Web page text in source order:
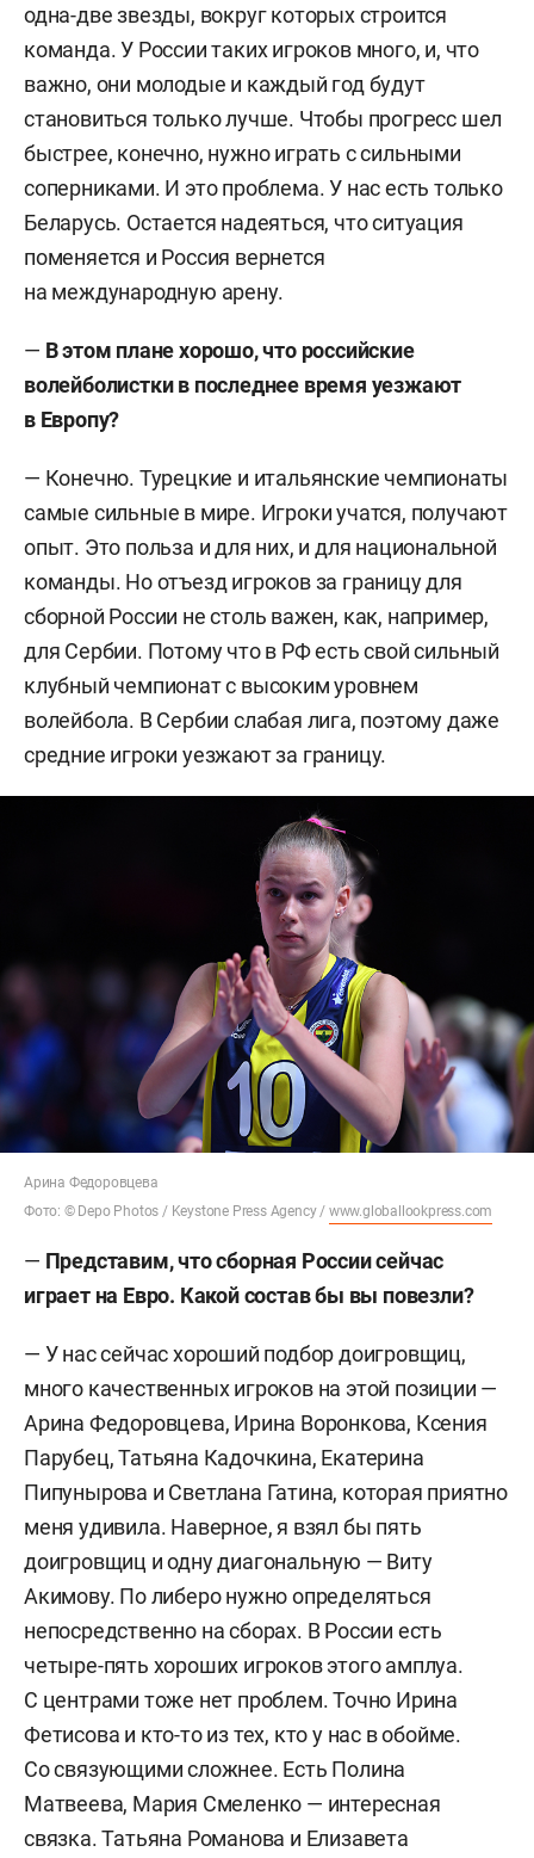
одна-две звезды, вокруг которых строится
команда. У России таких игроков много, и, что
важно, они молодые и каждый год будут
становиться только лучше. Чтобы прогресс шел
быстрее, конечно, нужно играть с сильными
соперниками. И это проблема. У нас есть только
Беларусь. Остается надеяться, что ситуация
поменяется и Россия вернется
на международную арену.
— В этом плане хорошо, что российские
волейболистки в последнее время уезжают
в Европу?
— Конечно. Турецкие и итальянские чемпионаты
самые сильные в мире. Игроки учатся, получают
опыт. Это польза и для них, и для национальной
команды. Но отъезд игроков за границу для
сборной России не столь важен, как, например,
для Сербии. Потому что в РФ есть свой сильный
клубный чемпионат с высоким уровнем
волейбола. В Сербии слабая лига, поэтому даже
средние игроки уезжают за границу.
Арина Федоровцева
Фото: © Depo Photos / Keystone Press Agency / www.globallookpress.com
— Представим, что сборная России сейчас
играет на Евро. Какой состав бы вы повезли?
— У нас сейчас хороший подбор доигровщиц,
много качественных игроков на этой позиции —
Арина Федоровцева, Ирина Воронкова, Ксения
Парубец, Татьяна Кадочкина, Екатерина
Пипунырова и Светлана Гатина, которая приятно
меня удивила. Наверное, я взял бы пять
доигровщиц и одну диагональную — Виту
Акимову. По либеро нужно определяться
непосредственно на сборах. В России есть
четыре-пять хороших игроков этого амплуа.
С центрами тоже нет проблем. Точно Ирина
Фетисова и кто-то из тех, кто у нас в обойме.
Со связующими сложнее. Есть Полина
Матвеева, Мария Смеленко — интересная
связка. Татьяна Романова и Елизавета